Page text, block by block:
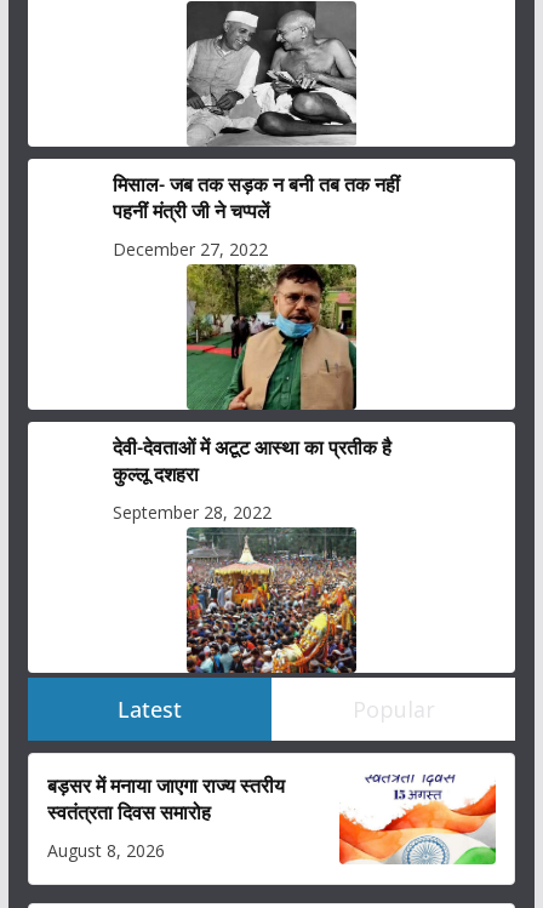
मिसाल- जब तक सड़क न बनी तब तक नहीं
पहनीं मंत्री जी ने चप्पलें
December 27, 2022
देवी-देवताओं में अटूट आस्था का प्रतीक है
कुल्लू दशहरा
September 28, 2022
Latest Popular
बड़सर में मनाया जाएगा राज्य स्तरीय
स्वतंत्रता दिवस समारोह
August 8, 2026